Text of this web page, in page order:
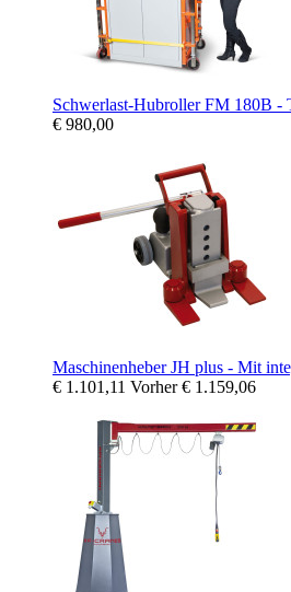
Schwerlast-Hubroller FM 180B -
€ 980,00
Maschinenheber JH plus - Mit
€ 1.101,11 Vorher€ 1.159,06